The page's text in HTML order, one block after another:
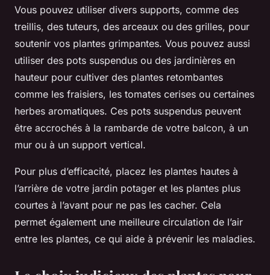
Vous pouvez utiliser divers supports, comme des
treillis, des tuteurs, des arceaux ou des grilles, pour
soutenir vos plantes grimpantes. Vous pouvez aussi
utiliser des pots suspendus ou des jardinières en
hauteur pour cultiver des plantes retombantes
comme les fraisiers, les tomates cerises ou certaines
herbes aromatiques. Ces pots suspendus peuvent
être accrochés à la rambarde de votre balcon, à un
mur ou à un support vertical.
Pour plus d’efficacité, placez les plantes hautes à
l’arrière de votre jardin potager et les plantes plus
courtes à l’avant pour ne pas les cacher. Cela
permet également une meilleure circulation de l’air
entre les plantes, ce qui aide à prévenir les maladies.